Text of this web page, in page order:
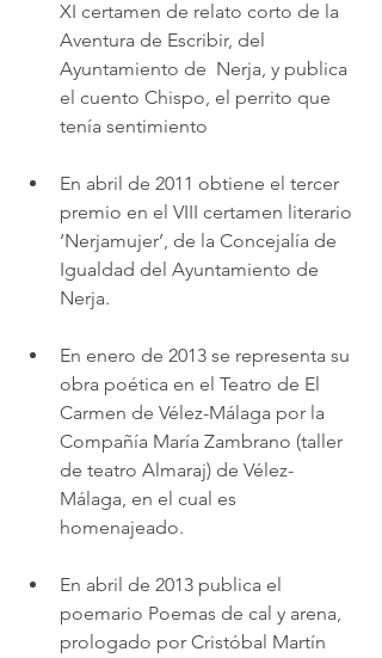
XI certamen de relato corto de la
Aventura de Escribir, del
Ayuntamiento de  Nerja, y publica
el cuento Chispo, el perrito que
tenía sentimiento
En abril de 2011 obtiene el tercer
premio en el VIII certamen literario
‘Nerjamujer’, de la Concejalía de
Igualdad del Ayuntamiento de
Nerja.
En enero de 2013 se representa su
obra poética en el Teatro de El
Carmen de Vélez-Málaga por la
Compañía María Zambrano (taller
de teatro Almaraj) de Vélez-
Málaga, en el cual es
homenajeado.
En abril de 2013 publica el
poemario Poemas de cal y arena,
prologado por Cristóbal Martín